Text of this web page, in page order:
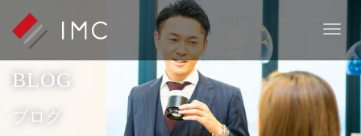
T
g
l
e
BLOG
ブログ